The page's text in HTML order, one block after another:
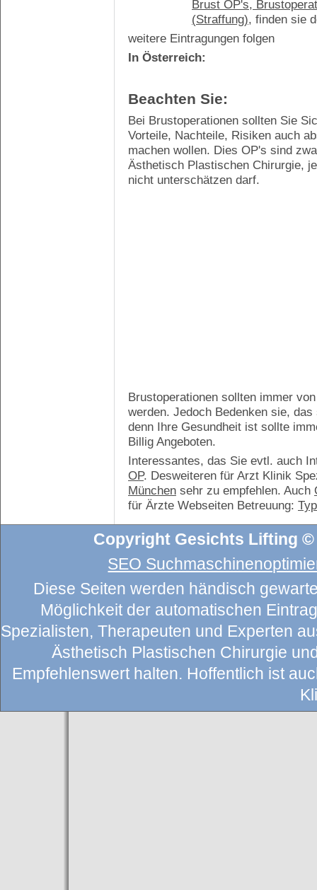
Brust OP's,
(Straffung), finden sie
weitere Eintragungen folgen
In Österreich:
Beachten Sie:
Bei Brustoperationen sollten Sie
Vorteile, Nachteile, Risiken auch
machen wollen. Dies OP's sind
Ästhetisch Plastischen Chirurgie,
nicht unterschätzen darf.
Brustoperationen sollten immer
werden. Jedoch Bedenken sie,
denn Ihre Gesundheit ist sollte
Billig Angeboten.
Interessantes, das Sie evtl. auch
OP. Desweiteren für Arzt Klinik
München sehr zu empfehlen. Auch
für Ärzte Webseiten Betreuung:
Copyright Gesichts Lifting ©
SEO
Diese Seiten werden händisch
Möglichkeit der automatischen
Spezialisten, Therapeuten und Experten
Ästhetisch Plastischen Chirurgie
Empfehlenswert halten. Hoffentlich ist